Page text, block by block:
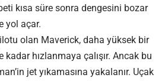
kısa süre sonra dengesini bozar
yol açar.
olan Maverick, daha yüksek bir
kadar hızlanmaya çalışır. Ancak bu
jet yıkamasına yakalanır. Uçak